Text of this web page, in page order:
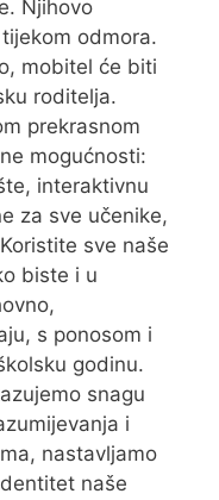
Njihovo
odmora.
mobitel će biti
roditelja.
prekrasnom
mogućnosti:
interaktivnu
za sve učenike,
sve naše
biste i u
s ponosom i
godinu.
snagu
i
nastavljamo
naše